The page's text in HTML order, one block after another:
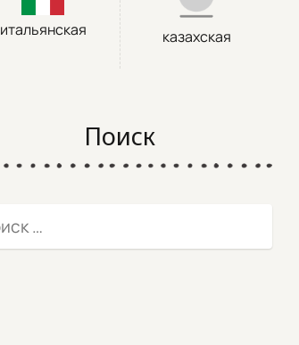
итальянская казахская
Поиск